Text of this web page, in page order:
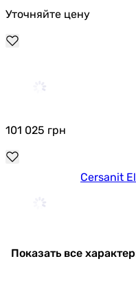
Уточняйте цену
101 025 грн
Cersanit
3 939
Показать все